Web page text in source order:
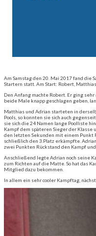
Am Samstag den 20. Mai 2017 fand die
Startern statt. Am Start: Robert,
Den Anfang machte Robert. Er ging
beide Male knapp geschlagen geben,
Matthias und Adrian starteten in
Pools, so konnten sie sich auch
sie sich die 24 Namen lange Poolliste
Kampf dem späteren Sieger der
den letzten Sekunden mit einem Punkt
schließlich den 3.Platz erkämpfte.
zwei Punkten Rückstand den Kampf und
Anschließend legte Adrian noch seine
zum Richten auf die Matte. So hat das
Mitglied dazu bekommen.
In allem ein sehr cooler Kampftag,